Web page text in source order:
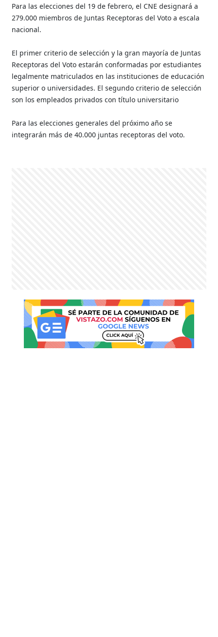
Para las elecciones del 19 de febrero, el CNE designará a
279.000 miembros de Juntas Receptoras del Voto a escala
nacional.
El primer criterio de selección y la gran mayoría de Juntas
Receptoras del Voto estarán conformadas por estudiantes
legalmente matriculados en las instituciones de educación
superior o universidades. El segundo criterio de selección
son los empleados privados con título universitario
Para las elecciones generales del próximo año se
integrarán más de 40.000 juntas receptoras del voto.